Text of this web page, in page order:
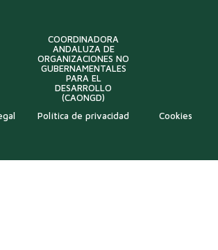
COORDINADORA
ANDALUZA DE
ORGANIZACIONES NO
GUBERNAMENTALES
PARA EL
DESARROLLO
(CAONGD)
Política de privacidad Cookies